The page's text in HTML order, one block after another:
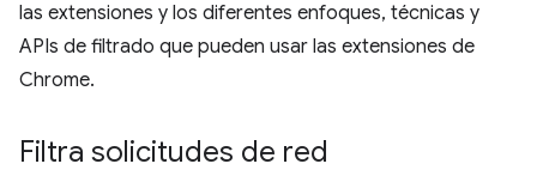
las extensiones y los diferentes enfoques, técnicas y
APIs de filtrado que pueden usar las extensiones de
Chrome.
Filtra solicitudes de red